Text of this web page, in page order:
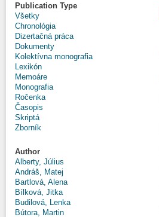
Publication Type
Všetky
Chronológia
Dizertačná práca
Dokumenty
Kolektívna monografia
Lexikón
Memoáre
Monografia
Ročenka
Časopis
Skriptá
Zborník
Author
Alberty, Július
Andráš, Matej
Bartlová, Alena
Bílková, Jitka
Budilová, Lenka
Bútora, Martin